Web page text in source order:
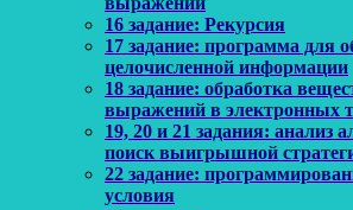
16 задание: Рекурсия
17 задание: программа для
целочисленной информации
18 задание: обработка
выражений в электронных
19, 20 и 21 задания: анализ
поиск выигрышной
22 задание:
условия